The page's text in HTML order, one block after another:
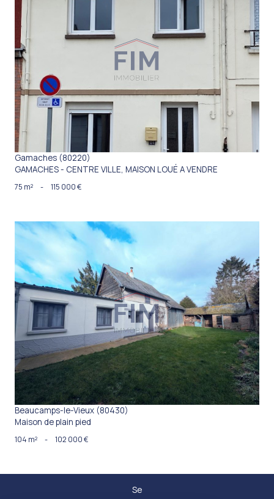
VOIR LE BIEN
Gamaches (80220)
GAMACHES - CENTRE VILLE, MAISON LOUÉ A VENDRE
75 m² - 115 000 €
VOIR LE BIEN
Beaucamps-le-Vieux (80430)
Maison de plain pied
104 m² - 102 000 €
Se